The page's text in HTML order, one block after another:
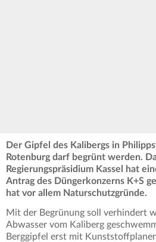
Der Gipfel des Kalibergs in
Rotenburg darf begrünt werden.
Regierungspräsidium Kassel hat
Antrag des Düngerkonzerns K+S
hat vor allem Naturschutzgründe.
Mit der Begrünung soll verhindert
Abwasser vom Kaliberg
Berggipfel erst mit